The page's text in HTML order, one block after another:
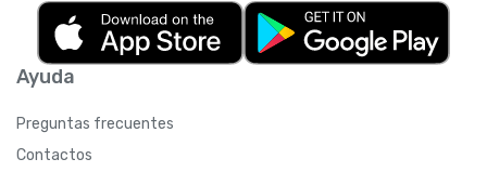
Ayuda
Preguntas frecuentes
Contactos